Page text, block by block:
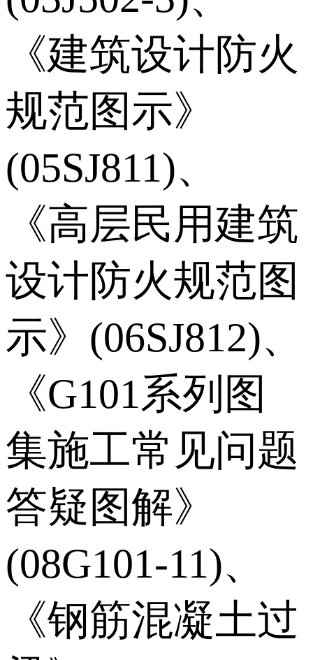
《建筑设计防火
规范图示》
(05SJ811)、
《高层民用建筑
设计防火规范图
示》(06SJ812)、
《G101系列图
集施工常见问题
答疑图解》
(08G101-11)、
《钢筋混凝土过